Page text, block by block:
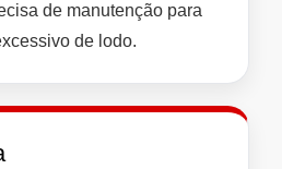
de manutenção para
de lodo.